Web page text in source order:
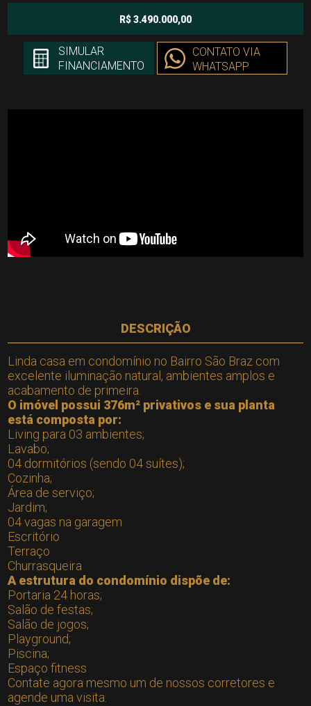
R$ 3.490.000,00
SIMULAR
FINANCIAMENTO
CONTATO VIA
WHATSAPP
DESCRIÇÃO
Linda casa em condomínio no Bairro São Braz com
excelente iluminação natural, ambientes amplos e
acabamento de primeira.
O imóvel possui 376m² privativos e sua planta
está composta por:
Living para 03 ambientes;
Lavabo;
04 dormitórios (sendo 04 suítes);
Cozinha;
Área de serviço;
Jardim;
04 vagas na garagem
Escritório
Terraço
Churrasqueira
A estrutura do condomínio dispõe de:
Portaria 24 horas;
Salão de festas;
Salão de jogos;
Playground;
Piscina;
Espaço fitness
Contate agora mesmo um de nossos corretores e
agende uma visita.